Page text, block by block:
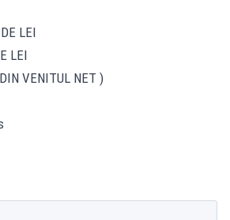
LEI
LEI
VENITUL NET )